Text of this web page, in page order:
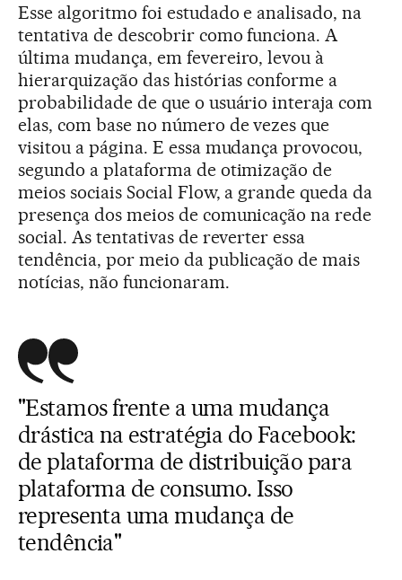
Esse algoritmo foi estudado e analisado, na
tentativa de descobrir como funciona. A
última mudança, em fevereiro, levou à
hierarquização das histórias conforme a
probabilidade de que o usuário interaja com
elas, com base no número de vezes que
visitou a página. E essa mudança provocou,
segundo a plataforma de otimização de
meios sociais Social Flow, a grande queda da
presença dos meios de comunicação na rede
social. As tentativas de reverter essa
tendência, por meio da publicação de mais
notícias, não funcionaram.
"Estamos frente a uma mudança
drástica na estratégia do Facebook:
de plataforma de distribuição para
plataforma de consumo. Isso
representa uma mudança de
tendência"